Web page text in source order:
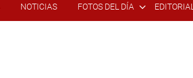
NOTICIAS FOTOS DEL DÍA EDITORIAL